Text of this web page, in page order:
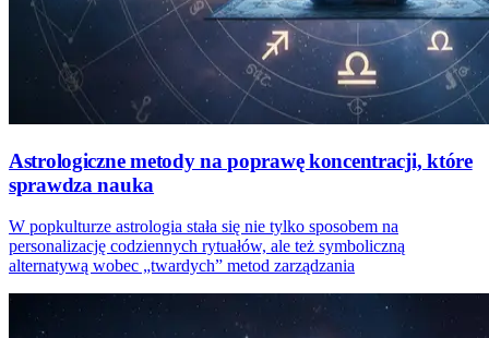
Astrologiczne metody na poprawę koncentracji, które
sprawdza nauka
W popkulturze astrologia stała się nie tylko sposobem na
personalizację codziennych rytuałów, ale też symboliczną
alternatywą wobec „twardych” metod zarządzania